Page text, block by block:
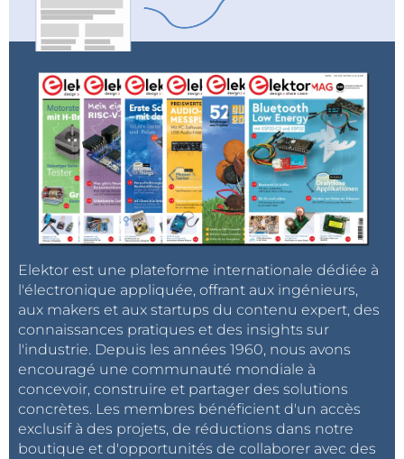
Elektor est une plateforme internationale dédiée à
l'électronique appliquée, offrant aux ingénieurs,
aux makers et aux startups du contenu expert, des
connaissances pratiques et des insights sur
l'industrie. Depuis les années 1960, nous avons
encouragé une communauté mondiale à
concevoir, construire et partager des solutions
concrètes. Les membres bénéficient d'un accès
exclusif à des projets, de réductions dans notre
boutique et d'opportunités de collaborer avec des